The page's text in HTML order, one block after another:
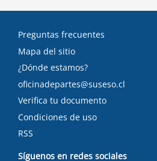
Preguntas frecuentes
Mapa del sitio
¿Dónde estamos?
oficinadepartes@suseso.cl
Verifica tu documento
Condiciones de uso
RSS
Síguenos en redes sociales